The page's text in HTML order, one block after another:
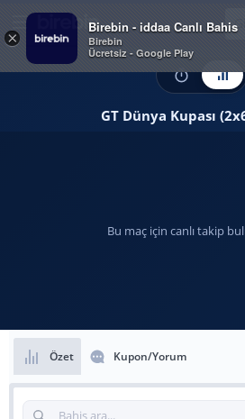
×
Birebin - iddaa Canlı Bahis
Birebin
Ücretsiz - Google Play
GT Dünya Kupası
Bu maç için canlı takip
Özet Kupon/Yorum